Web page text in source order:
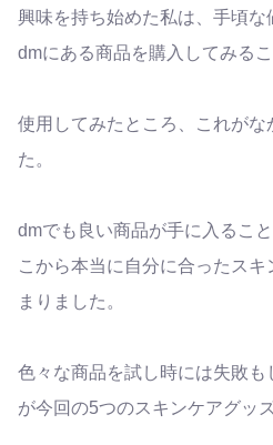
興味を持ち始めた私は、手頃な
dmにある商品を購入してみるこ
使用してみたところ、これがな
た。
dmでも良い商品が手に入るこ
こから本当に自分に合ったス
まりました。
色々な商品を試し時には失敗
が今回の5つのスキンケアグッズ